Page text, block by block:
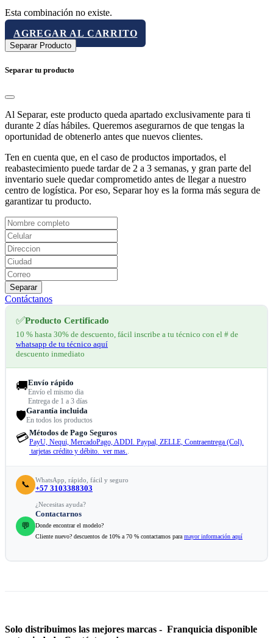
Esta combinación no existe.
AGREGAR AL CARRITO
Separar Producto
Separar tu producto
Al Separar, este producto queda apartado exclusivamente para ti
durante 2 días hábiles. Queremos asegurarnos de que tengas la
oportunidad de obtenerlo antes que nuevos clientes.
Ten en cuenta que, en el caso de productos importados, el
reabastecimiento puede tardar de 2 a 3 semanas, y gran parte del
inventario suele quedar comprometido antes de llegar a nuestro
centro de logística. Por eso, Separar hoy es la forma más segura de
garantizar tu producto.
Separar
Contáctanos
✅Producto Certificado
10 % hasta 30% de descuento, fácil inscribe a tu técnico con el # de
whatsapp de tu técnico aquí
descuento inmediato
🚚Envío rápido
Envío el mismo dia
Entrega de 1 a 3 días
🛡️Garantía incluida
En todos los productos
💳Métodos de Pago Seguros
PayU, Nequi, MercadoPago, ADDI. Paypal, ZELLE, Contraentrega (Col).
tarjetas crédito y débito. ver mas..
📞 WhatsApp, rápido, fácil y seguro
+57 3103388303
💬
¿Necesitas ayuda?
Contactarnos
Donde encontrar el modelo?
Cliente nuevo? descuentos de 10% a 70 % contactamos para mayor información aquí
Solo distribuimos las mejores marcas - Franquicia disponible